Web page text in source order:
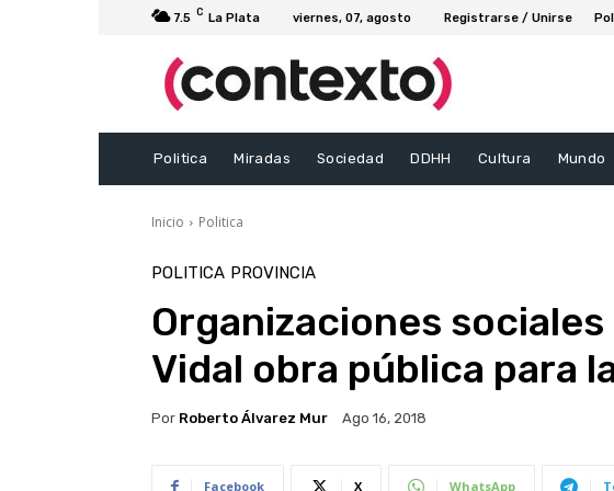
7.5 C La Plata viernes, 07, agosto Registrarse / Unirse
Politica Miradas Sociedad DDHH Cultura Mundo
Inicio Politica
POLITICA PROVINCIA
Organizaciones
Vidal obra pública para
Por Roberto Álvarez Mur Ago 16, 2018
Facebook X WhatsApp